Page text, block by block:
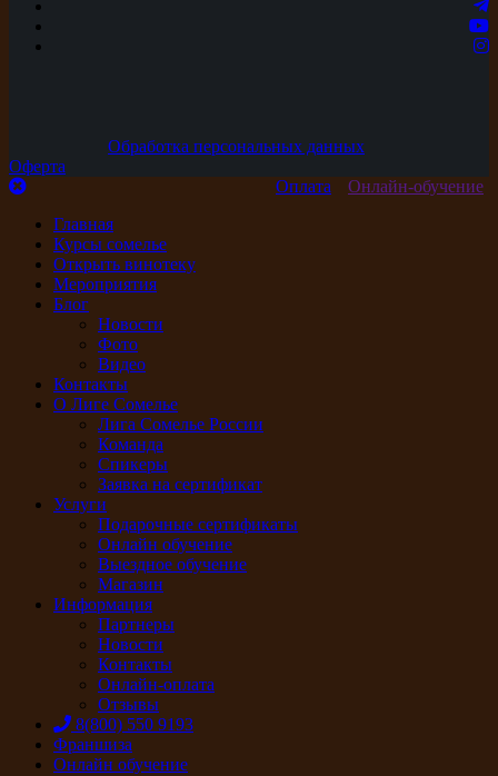
Обработка персональных данных
Оферта
Онлайн-обучение
Оплата
Главная
Курсы сомелье
Открыть винотеку
Мероприятия
Блог
Новости
Фото
Видео
Контакты
О Лиге Сомелье
Лига Сомелье России
Команда
Спикеры
Заявка на сертификат
Услуги
Подарочные сертификаты
Онлайн обучение
Выездное обучение
Магазин
Информация
Партнеры
Новости
Контакты
Онлайн-оплата
Отзывы
8(800) 550 9193
Франшиза
Онлайн обучение